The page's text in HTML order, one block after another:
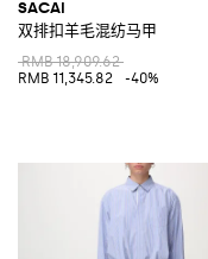
SACAI
双排扣羊毛混纺马甲
RMB 18,909.62
RMB 11,345.82
-40%